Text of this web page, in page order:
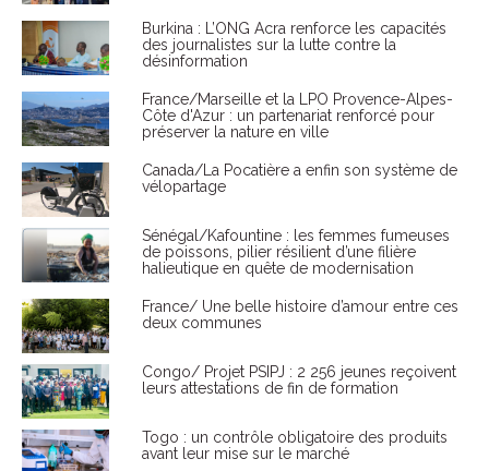
Burkina : L’ONG Acra renforce les capacités
des journalistes sur la lutte contre la
désinformation
France/Marseille et la LPO Provence-Alpes-
Côte d'Azur : un partenariat renforcé pour
préserver la nature en ville
Canada/La Pocatière a enfin son système de
vélopartage
Sénégal/Kafountine : les femmes fumeuses
de poissons, pilier résilient d’une filière
halieutique en quête de modernisation
France/ Une belle histoire d’amour entre ces
deux communes
Congo/ Projet PSIPJ : 2 256 jeunes reçoivent
leurs attestations de fin de formation
Togo : un contrôle obligatoire des produits
avant leur mise sur le marché